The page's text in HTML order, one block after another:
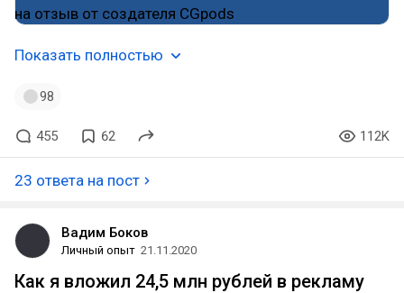
Показать полностью
98
455 62 112K
23 ответа на пост
Вадим Боков
Личный опыт 21.11.2020
Как я вложил 24,5 млн рублей в рекламу